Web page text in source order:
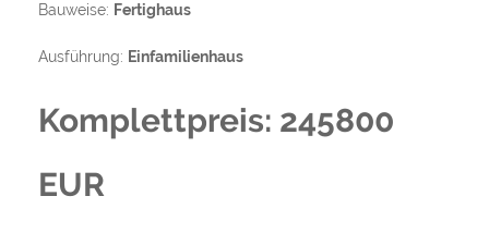
Bauweise: Fertighaus
Ausführung: Einfamilienhaus
Komplettpreis: 245800
EUR